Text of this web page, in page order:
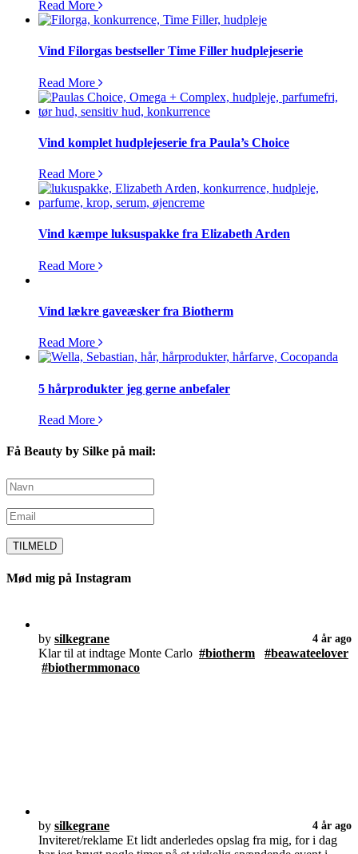
Read More
Vind Filorgas bestseller Time Filler hudplejeserie
Read More
Vind komplet hudplejeserie fra Paula’s Choice
Read More
Vind kæmpe luksuspakke fra Elizabeth Arden
Read More
Vind lækre gaveæsker fra Biotherm
Read More
5 hårprodukter jeg gerne anbefaler
Read More
Få Beauty by Silke på mail:
Mød mig på Instagram
by silkegrane 4 år ago
Klar til at indtage Monte Carlo #biotherm
#beawateelover
#biothermmonaco
by silkegrane 4 år ago
Inviteret/reklame Et lidt anderledes opslag fra mig, for i dag